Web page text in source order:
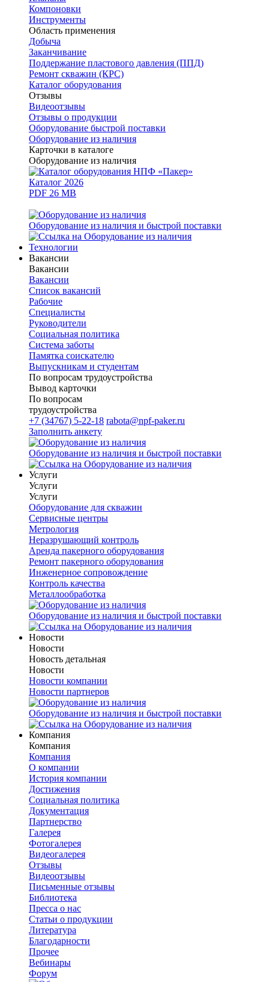
Компоновки
Инструменты
Область применения
Добыча
Заканчивание
Поддержание пластового давления (ППД)
Ремонт скважин (КРС)
Каталог оборудования
Отзывы
Видеоотзывы
Отзывы о продукции
Оборудование быстрой поставки
Оборудование из наличия
Карточки в каталоге
Оборудование из наличия
Каталог 2026
PDF 26 MB
Оборудование из наличия и быстрой поставки
Технологии
Вакансии
Вакансии
Вакансии
Список вакансий
Рабочие
Специалисты
Руководители
Cоциальная политика
Система заботы
Памятка соискателю
Выпускникам и студентам
По вопросам трудоустройства
Вывод карточки
По вопросам
трудоустройства
+7 (34767) 5-22-18 rabota@npf-paker.ru
Заполнить анкету
Оборудование из наличия и быстрой поставки
Услуги
Услуги
Услуги
Оборудование для скважин
Сервисные центры
Метрология
Неразрушающий контроль
Аренда пакерного оборудования
Ремонт пакерного оборудования
Инженерное сопровождение
Контроль качества
Металлообработка
Оборудование из наличия и быстрой поставки
Новости
Новости
Новость детальная
Новости
Новости компании
Новости партнеров
Оборудование из наличия и быстрой поставки
Компания
Компания
Компания
О компании
История компании
Достижения
Социальная политика
Документация
Партнерство
Галерея
Фотогалерея
Видеогалерея
Отзывы
Видеоотзывы
Письменные отзывы
Библиотека
Пресса о нас
Статьи о продукции
Литература
Благодарности
Прочее
Вебинары
Форум